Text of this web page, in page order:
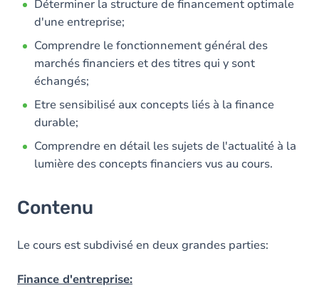
Déterminer la structure de financement optimale
d'une entreprise;
Comprendre le fonctionnement général des
marchés financiers et des titres qui y sont
échangés;
Etre sensibilisé aux concepts liés à la finance
durable;
Comprendre en détail les sujets de l'actualité à la
lumière des concepts financiers vus au cours.
Contenu
Le cours est subdivisé en deux grandes parties:
Finance d'entreprise: